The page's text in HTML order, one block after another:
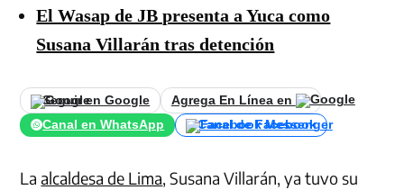
El Wasap de JB presenta a Yuca como
Susana Villarán tras detención
Seguir en Google
Agrega En Línea en
Canal en WhatsApp
Canal de Facebook
Laalcaldesa de Lima, Susana Villarán, ya tuvo su